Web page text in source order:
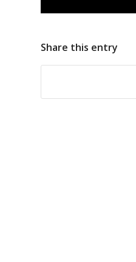
Share this entry